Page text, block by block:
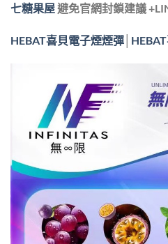
七糖果屋避免官網封鎖建議
HEBAT喜貝電子煙煙彈